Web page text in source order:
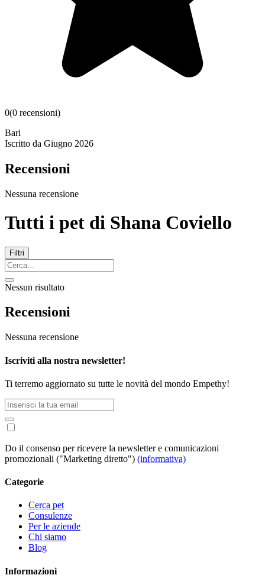
0(0 recensioni)
Bari
Iscritto da Giugno 2026
Recensioni
Nessuna recensione
Tutti i pet di Shana Coviello
Filtri
Nessun risultato
Recensioni
Nessuna recensione
Iscriviti alla nostra newsletter!
Ti terremo aggiornato su tutte le novità del mondo Empethy!
Do il consenso per ricevere la newsletter e comunicazioni
promozionali ("Marketing diretto") (informativa)
Categorie
Cerca pet
Consulenze
Per le aziende
Chi siamo
Blog
Informazioni